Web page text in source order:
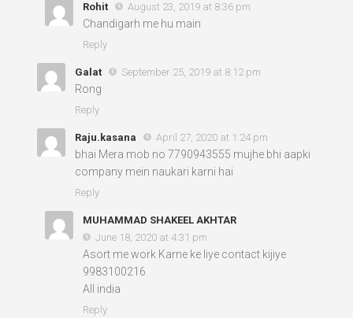
Rohit August 23, 2019 at 8:36 pm
Chandigarh me hu main
Reply
Galat September 25, 2019 at 8:12 pm
Rong
Reply
Raju.kasana April 27, 2020 at 1:24 pm
bhai Mera mob no 7790943555 mujhe bhi aapki
company mein naukari karni hai
Reply
MUHAMMAD SHAKEEL AKHTAR
June 18, 2020 at 4:31 pm
Asort me work Karne ke liye contact kijiye
9983100216
All india
Reply